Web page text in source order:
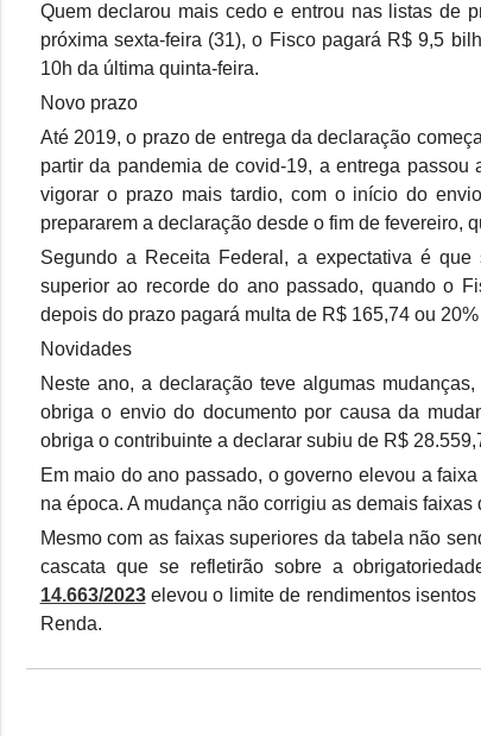
Quem declarou mais cedo e entrou nas listas de
próxima sexta-feira (31), o Fisco pagará R$ 9,5
10h da última quinta-feira.
Novo prazo
Até 2019, o prazo de entrega da declaração
partir da pandemia de covid-19, a entrega
vigorar o prazo mais tardio, com o início do
prepararem a declaração desde o fim de fevereiro,
Segundo a Receita Federal, a expectativa é
superior ao recorde do ano passado, quando o
depois do prazo pagará multa de R$ 165,74 ou
Novidades
Neste ano, a declaração teve algumas
obriga o envio do documento por causa da
obriga o contribuinte a declarar subiu de R$
Em maio do ano passado, o governo elevou a
na época. A mudança não corrigiu as demais
Mesmo com as faixas superiores da tabela não
cascata que se refletirão sobre a
14.663/2023elevou o limite de rendimentos
Renda.